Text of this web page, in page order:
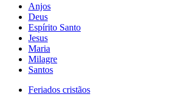
Anjos
Deus
Espírito Santo
Jesus
Maria
Milagre
Santos
Feriados cristãos